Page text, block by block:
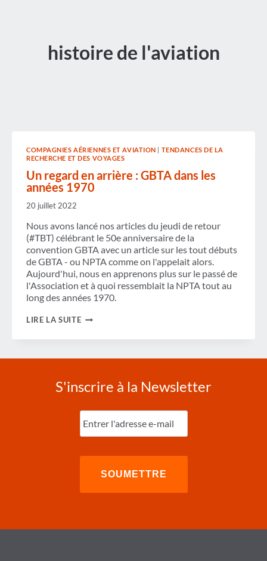
histoire de l'aviation
COMPAGNIES AÉRIENNES ET AVIATION
TENDANCES DE LA
RECHERCHE ET DES VOYAGES
Un regard en arrière : GBTA dans les
années 1970
20 juillet 2022
Nous avons lancé nos articles du jeudi de retour
(#TBT) célébrant le 50e anniversaire de la
convention GBTA avec un article sur les tout débuts
de GBTA - ou NPTA comme on l'appelait alors.
Aujourd'hui, nous en apprenons plus sur le passé de
l'Association et à quoi ressemblait la NPTA tout au
long des années 1970.
LIRE LA SUITEUN
ANNÉES
1970
S'inscrire à la Newsletter
Entrez
l'e-
mail